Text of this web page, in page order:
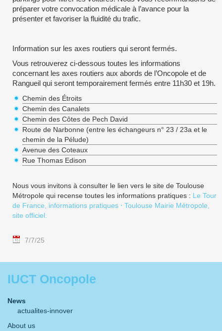
préparer votre convocation médicale à l’avance pour la
présenter et favoriser la fluidité du trafic.
Information sur les axes routiers qui seront fermés.
Vous retrouverez ci-dessous toutes les informations
concernant les axes routiers aux abords de l’Oncopole et de
Rangueil qui seront temporairement fermés entre 11h30 et 19h.
Chemin des Étroits
Chemin des Canalets
Chemin des Côtes de Pech David
Route de Narbonne (entre les échangeurs n° 23 / 23a et le
chemin de la Pélude)
Avenue des Coteaux
Rue Thomas Edison
Nous vous invitons à consulter le lien vers le site de Toulouse
Métropole qui recense toutes les informations pratiques : Le Tour
de France, informations pratiques ⋅ Toulouse Mairie Métropole,
site officiel.
7/7/25
IUCT Oncopole
News
actualites-innover
About us